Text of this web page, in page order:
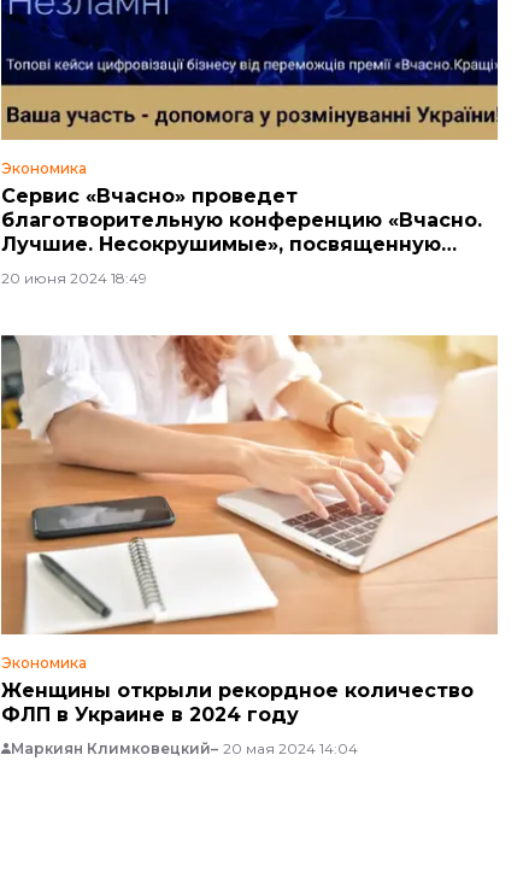
Экономика
Сервис «Вчасно» проведет
благотворительную конференцию «Вчасно.
Лучшие. Несокрушимые», посвященную
цифровизации бизнеса
20 июня 2024 18:49
Экономика
Женщины открыли рекордное количество
ФЛП в Украине в 2024 году
Маркиян Климковецкий 20 мая 2024 14:04